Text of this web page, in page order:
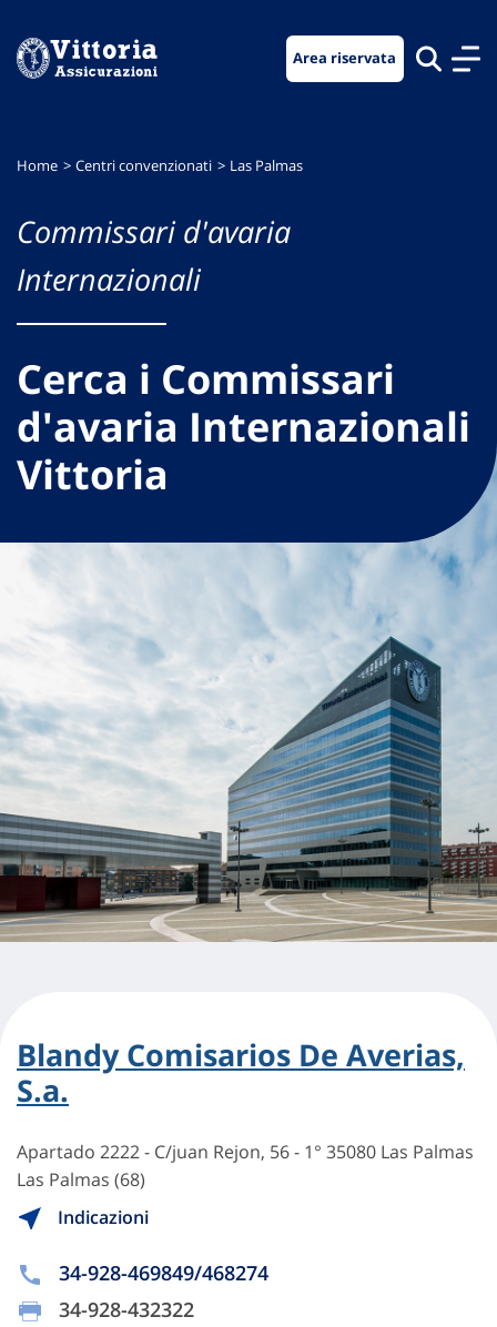
menu
contenuto
footer
Area riservata
Home Centri convenzionati Las Palmas
Commissari d'avaria
Internazionali
Cerca i Commissari
d'avaria Internazionali
Vittoria
Blandy Comisarios De Averias,
S.a.
Apartado 2222 - C/juan Rejon, 56 - 1° 35080 Las Palmas
Las Palmas (68)
Indicazioni
34-928-469849/468274
34-928-432322